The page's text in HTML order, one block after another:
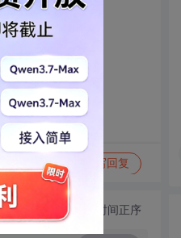
写回复
切换为时间正序